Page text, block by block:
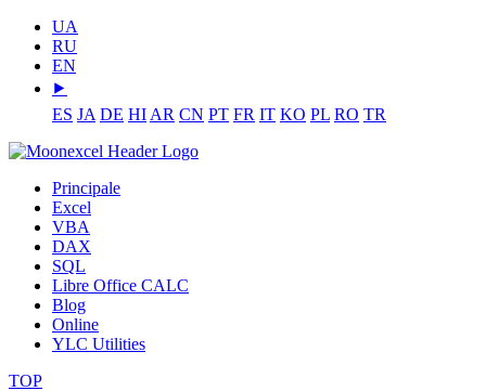
UA
RU
EN
⯈
ES JA DE HI AR CN PT FR IT KO PL RO TR
Principale
Excel
VBA
DAX
SQL
Libre Office CALC
Blog
Online
YLC Utilities
TOP